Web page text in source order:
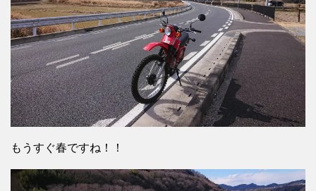
もうすぐ春ですね！！